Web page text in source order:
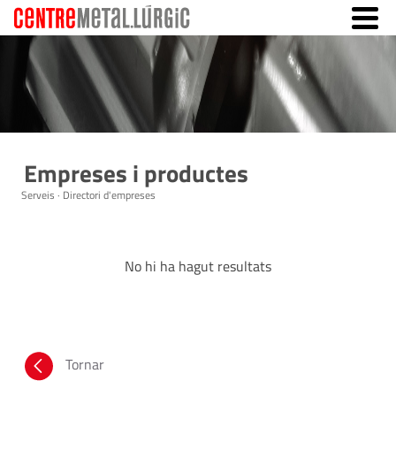
Empreses i productes
Serveis · Directori d'empreses
No hi ha hagut resultats
Tornar